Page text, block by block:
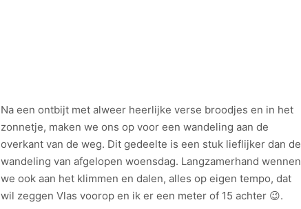
Na een ontbijt met alweer heerlijke verse broodjes en in het
zonnetje, maken we ons op voor een wandeling aan de
overkant van de weg. Dit gedeelte is een stuk lieflijker dan de
wandeling van afgelopen woensdag. Langzamerhand wennen
we ook aan het klimmen en dalen, alles op eigen tempo, dat
wil zeggen Vlas voorop en ik er een meter of 15 achter 😉.